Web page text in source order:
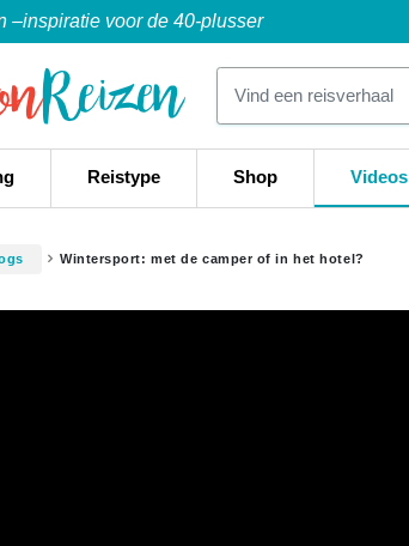
–inspiratie voor de 40-plusser
Reistype Shop Videos
Wintersport: met de camper of in het hotel?